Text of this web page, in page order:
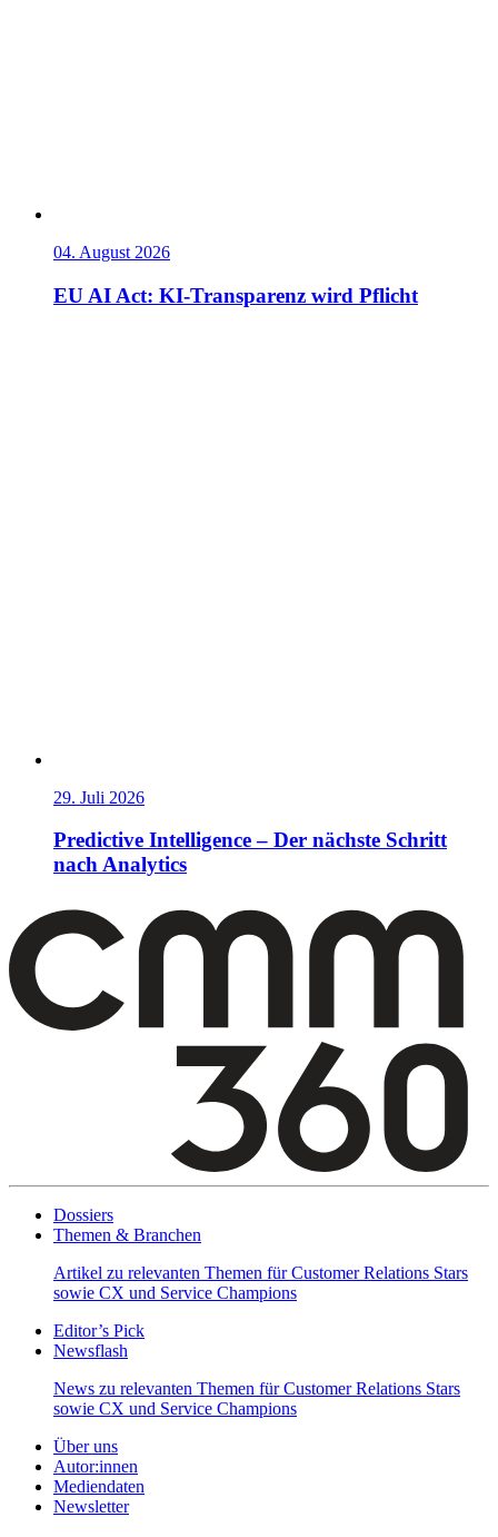
04. August 2026
EU AI Act: KI-Transparenz wird Pflicht
29. Juli 2026
Predictive Intelligence – Der nächste Schritt
nach Analytics
Dossiers
Themen & Branchen
Artikel zu relevanten Themen für Customer Relations Stars
sowie CX und Service Champions
Editor’s Pick
Newsflash
News zu relevanten Themen für Customer Relations Stars
sowie CX und Service Champions
Über uns
Autor:innen
Mediendaten
Newsletter